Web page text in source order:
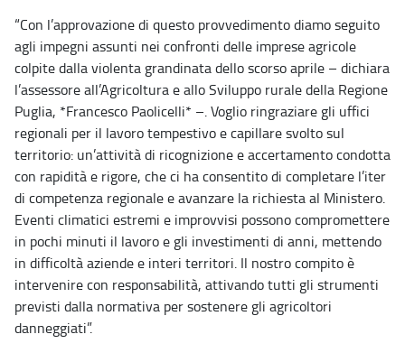
“Con l’approvazione di questo provvedimento diamo seguito
agli impegni assunti nei confronti delle imprese agricole
colpite dalla violenta grandinata dello scorso aprile – dichiara
l’assessore all’Agricoltura e allo Sviluppo rurale della Regione
Puglia, *Francesco Paolicelli* –. Voglio ringraziare gli uffici
regionali per il lavoro tempestivo e capillare svolto sul
territorio: un’attività di ricognizione e accertamento condotta
con rapidità e rigore, che ci ha consentito di completare l’iter
di competenza regionale e avanzare la richiesta al Ministero.
Eventi climatici estremi e improvvisi possono compromettere
in pochi minuti il lavoro e gli investimenti di anni, mettendo
in difficoltà aziende e interi territori. Il nostro compito è
intervenire con responsabilità, attivando tutti gli strumenti
previsti dalla normativa per sostenere gli agricoltori
danneggiati”.